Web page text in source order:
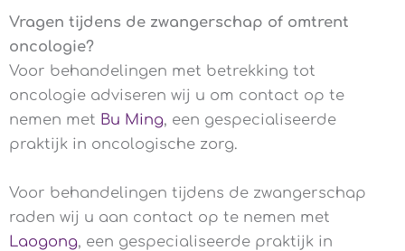
Vragen tijdens de zwangerschap of omtrent
oncologie?
Voor behandelingen met betrekking tot
oncologie adviseren wij u om contact op te
nemen met Bu Ming, een gespecialiseerde
praktijk in oncologische zorg.
Voor behandelingen tijdens de zwangerschap
raden wij u aan contact op te nemen met
Laogong, een gespecialiseerde praktijk in